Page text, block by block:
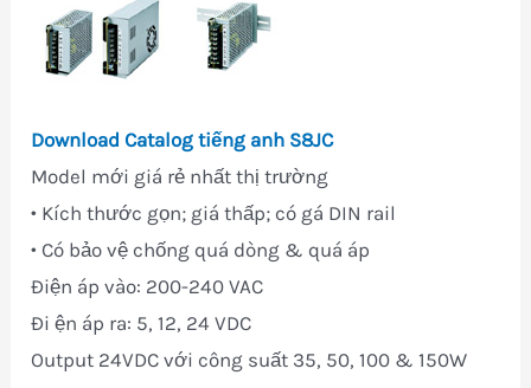
DownloadCatalog tiếng anh S8JC
Model mới giá rẻ nhất thị trường
• Kích thước gọn; giá thấp; có gá DIN rail
• Có bảo vệ chống quá dòng & quá áp
Ðiện áp vào: 200-240 VAC
Ði ện áp ra: 5, 12, 24 VDC
Output 24VDC với công suất 35, 50, 100 & 150W